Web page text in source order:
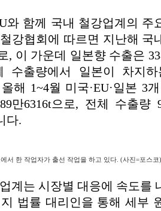
와 함께 국내 철강업계의 주
강협회에 따르면 지난해 국
, 이 가운데 일본향 수출은
수출량에서 일본이 차지
해 1~4월 미국·EU·일본 3
만6316t으로, 전체 수출량
다.
서 한 작업자가 출선 작업을 하고 있다. (사진=포스코)
계는 시장별 대응에 속도를
법률 대리인을 통해 세부